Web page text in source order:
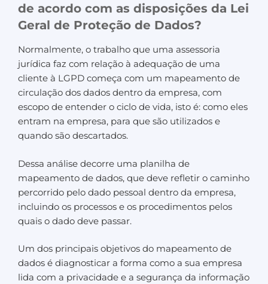
de acordo com as disposições da Lei
Geral de Proteção de Dados?
Normalmente, o trabalho que uma assessoria
jurídica faz com relação à adequação de uma
cliente à LGPD começa com um mapeamento de
circulação dos dados dentro da empresa, com
escopo de entender o ciclo de vida, isto é: como eles
entram na empresa, para que são utilizados e
quando são descartados.
Dessa análise decorre uma planilha de
mapeamento de dados, que deve refletir o caminho
percorrido pelo dado pessoal dentro da empresa,
incluindo os processos e os procedimentos pelos
quais o dado deve passar.
Um dos principais objetivos do mapeamento de
dados é diagnosticar a forma como a sua empresa
lida com a privacidade e a segurança da informação